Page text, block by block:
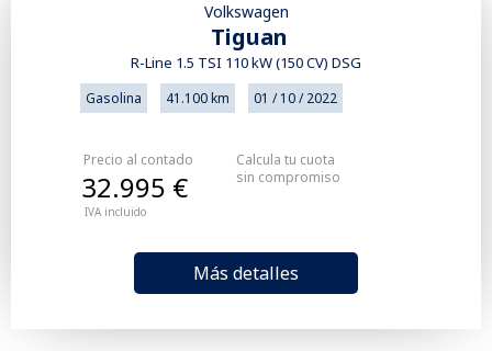
Volkswagen
Tiguan
R-Line 1.5 TSI 110 kW (150 CV) DSG
Gasolina 41.100 km 01 / 10 / 2022
Precio al contado
IVA incluido
32.995 €
Más detalles
Calcula tu cuota
sin compromiso